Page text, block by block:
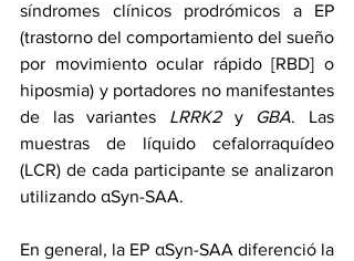
síndromes clínicos prodrómicos a EP
(trastorno del comportamiento del sueño
por movimiento ocular rápido [RBD] o
hiposmia) y portadores no manifestantes
de las variantes LRRK2 y GBA. Las
muestras de líquido cefalorraquídeo
(LCR) de cada participante se analizaron
utilizando αSyn-SAA.
En general, la EP αSyn-SAA diferenció la